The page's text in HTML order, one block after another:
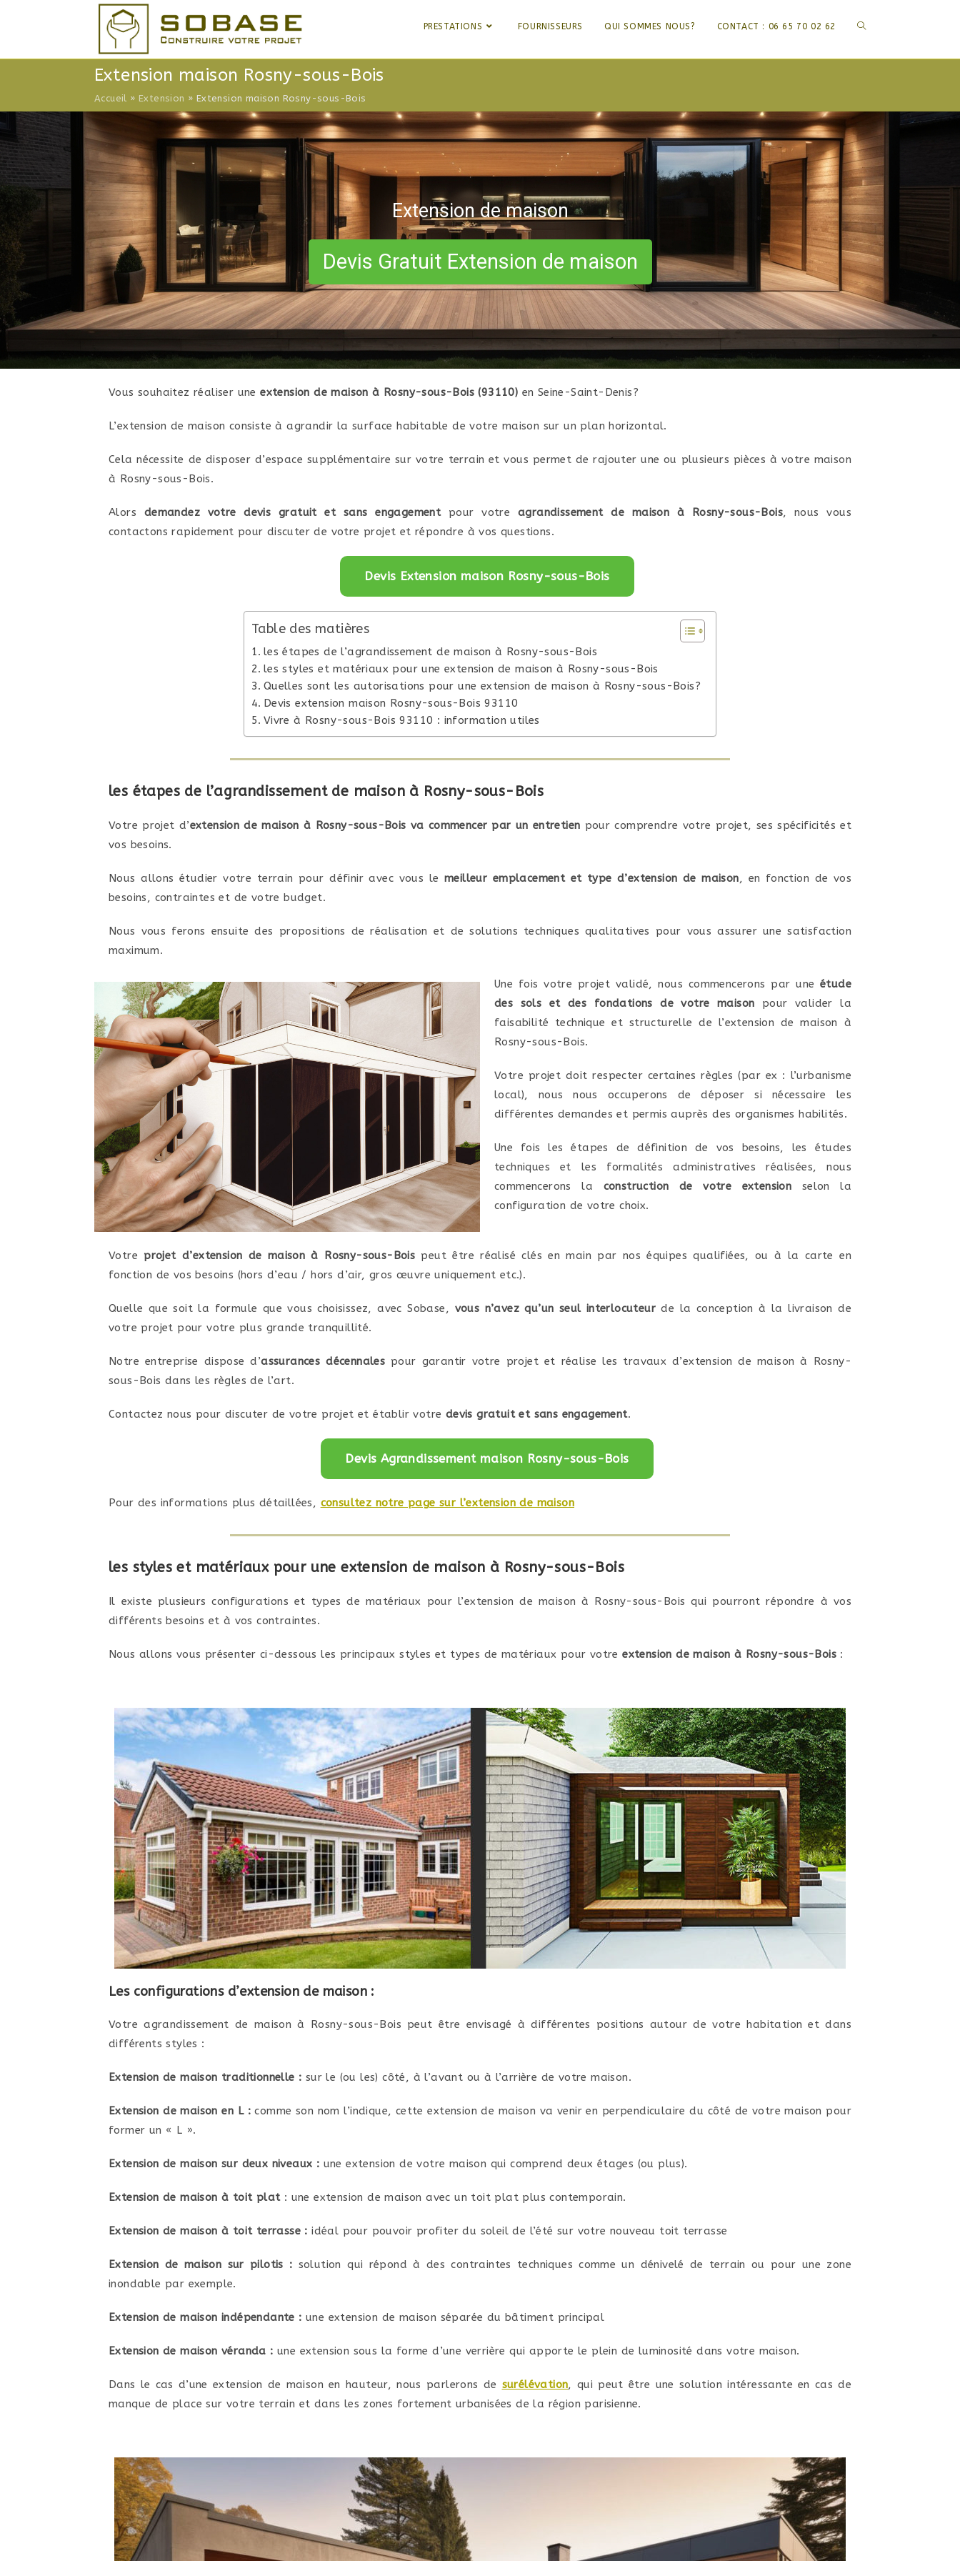
PRESTATIONS FOURNISSEURS QUI SOMMES NOUS? CONTACT : 06 65 70 02 62 TOGGLE
SEARCH
Extension maison Rosny-sous-Bois
Accueil » Extension » Extension maison Rosny-sous-Bois
Extension de maison
Devis Gratuit Extension de maison
Vous souhaitez réaliser une extension de maison à Rosny-sous-Bois (93110) en Seine-Saint-Denis?
L’extension de maison consiste à agrandir la surface habitable de votre maison sur un plan horizontal.
Cela nécessite de disposer d’espace supplémentaire sur votre terrain et vous permet de rajouter une ou plusieurs pièces à votre maison
à Rosny-sous-Bois.
Alors demandez votre devis gratuit et sans engagement pour votre agrandissement de maison à Rosny-sous-Bois, nous vous
contactons rapidement pour discuter de votre projet et répondre à vos questions.
Devis Extension maison Rosny-sous-Bois
Table des matières
les étapes de l’agrandissement de maison à Rosny-sous-Bois
les styles et matériaux pour une extension de maison à Rosny-sous-Bois
Quelles sont les autorisations pour une extension de maison à Rosny-sous-Bois?
Devis extension maison Rosny-sous-Bois 93110
Vivre à Rosny-sous-Bois 93110 : information utiles
les étapes de l’agrandissement de maison à Rosny-sous-Bois
Votre projet d’extension de maison à Rosny-sous-Bois va commencer par un entretien pour comprendre votre projet, ses spécificités et
vos besoins.
Nous allons étudier votre terrain pour définir avec vous le meilleur emplacement et type d’extension de maison, en fonction de vos
besoins, contraintes et de votre budget.
Nous vous ferons ensuite des propositions de réalisation et de solutions techniques qualitatives pour vous assurer une satisfaction
maximum.
Une fois votre projet validé, nous commencerons par une étude
des sols et des fondations de votre maison pour valider la
faisabilité technique et structurelle de l’extension de maison à
Rosny-sous-Bois.
Votre projet doit respecter certaines règles (par ex : l’urbanisme
local), nous nous occuperons de déposer si nécessaire les
différentes demandes et permis auprès des organismes habilités.
Une fois les étapes de définition de vos besoins, les études
techniques et les formalités administratives réalisées, nous
commencerons la construction de votre extension selon la
configuration de votre choix.
Votre projet d’extension de maison à Rosny-sous-Bois peut être réalisé clés en main par nos équipes qualifiées, ou à la carte en
fonction de vos besoins (hors d’eau / hors d’air, gros œuvre uniquement etc.).
Quelle que soit la formule que vous choisissez, avec Sobase, vous n’avez qu’un seul interlocuteurde la conception à la livraison de
votre projet pour votre plus grande tranquillité.
Notre entreprise dispose d’assurances décennales pour garantir votre projet et réalise les travaux d’extension de maison à Rosny-
sous-Bois dans les règles de l’art.
Contactez nous pour discuter de votre projet et établir votre devis gratuit et sans engagement.
Devis Agrandissement maison Rosny-sous-Bois
Pour des informations plus détaillées, consultez notre page sur l’extension de maison
les styles et matériaux pour une extension de maison à Rosny-sous-Bois
Il existe plusieurs configurations et types de matériaux pour l’extension de maison à Rosny-sous-Bois qui pourront répondre à vos
différents besoins et à vos contraintes.
Nous allons vous présenter ci-dessous les principaux styles et types de matériaux pour votreextension de maison à Rosny-sous-Bois :
Les configurations d’extension de maison :
Votre agrandissement de maison à Rosny-sous-Bois peut être envisagé à différentes positions autour de votre habitation et dans
différents styles :
Extension de maison traditionnelle : sur le (ou les) côté, à l’avant ou à l’arrière de votre maison.
Extension de maison en L :comme son nom l’indique, cette extension de maison va venir en perpendiculaire du côté de votre maison pour
former un « L ».
Extension de maison sur deux niveaux : une extension de votre maison qui comprend deux étages (ou plus).
Extension de maison à toit plat: une extension de maison avec un toit plat plus contemporain.
Extension de maison à toit terrasse : idéal pour pouvoir profiter du soleil de l’été sur votre nouveau toit terrasse
Extension de maison sur pilotis : solution qui répond à des contraintes techniques comme un dénivelé de terrain ou pour une zone
inondable par exemple.
Extension de maison indépendante : une extension de maison séparée du bâtiment principal
Extension de maison véranda : une extension sous la forme d’une verrière qui apporte le plein de luminosité dans votre maison.
Dans le cas d’une extension de maison en hauteur, nous parlerons de surélévation, qui peut être une solution intéressante en cas de
manque de place sur votre terrain et dans les zones fortement urbanisées de la région parisienne.